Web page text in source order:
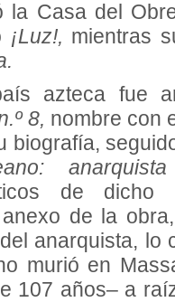
la Casa del
¡Luz!, mientras
azteca fue
8, nombre con
biografía,
de dicho
de la
anarquista, lo
murió en
107 años– a